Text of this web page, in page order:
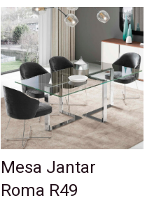
Mesa Jantar
Roma R49